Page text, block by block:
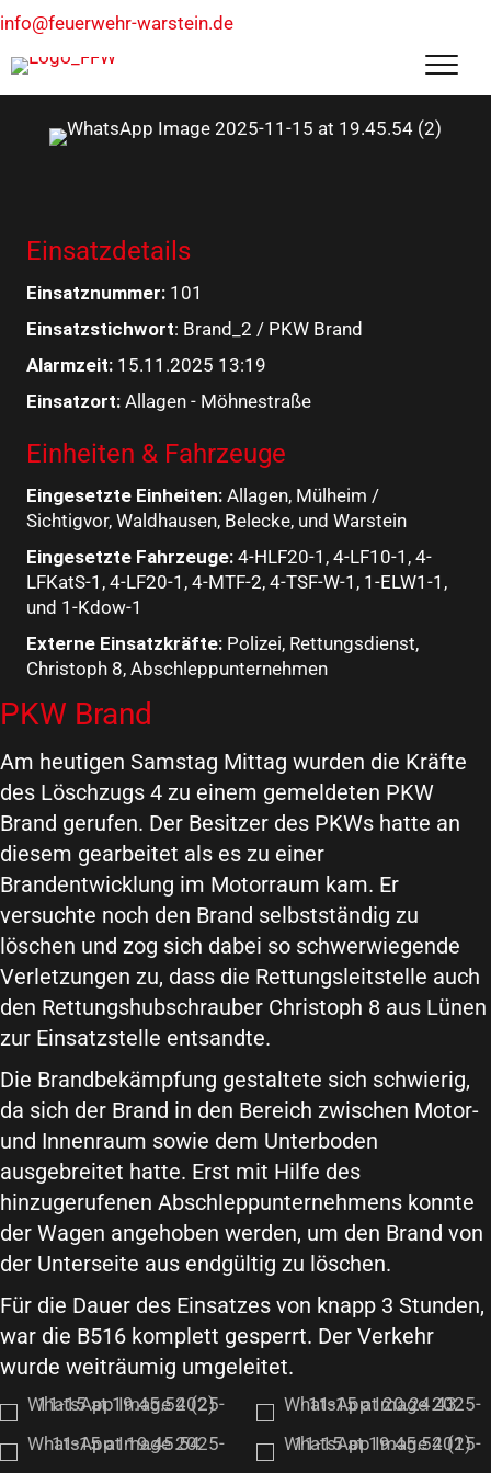
info@feuerwehr-warstein.de
Einsatzdetails
Einsatznummer: 101
Einsatzstichwort: Brand_2 / PKW Brand
Alarmzeit: 15.11.2025 13:19
Einsatzort: Allagen - Möhnestraße
Einheiten & Fahrzeuge
Eingesetzte Einheiten: Allagen, Mülheim /
Sichtigvor, Waldhausen, Belecke, und Warstein
Eingesetzte Fahrzeuge: 4-HLF20-1, 4-LF10-1, 4-
LFKatS-1, 4-LF20-1, 4-MTF-2, 4-TSF-W-1, 1-ELW1-1,
und 1-Kdow-1
Externe Einsatzkräfte: Polizei, Rettungsdienst,
Christoph 8, Abschleppunternehmen
PKW Brand
Am heutigen Samstag Mittag wurden die Kräfte
des Löschzugs 4 zu einem gemeldeten PKW
Brand gerufen. Der Besitzer des PKWs hatte an
diesem gearbeitet als es zu einer
Brandentwicklung im Motorraum kam. Er
versuchte noch den Brand selbstständig zu
löschen und zog sich dabei so schwerwiegende
Verletzungen zu, dass die Rettungsleitstelle auch
den Rettungshubschrauber Christoph 8 aus Lünen
zur Einsatzstelle entsandte.
Die Brandbekämpfung gestaltete sich schwierig,
da sich der Brand in den Bereich zwischen Motor-
und Innenraum sowie dem Unterboden
ausgebreitet hatte. Erst mit Hilfe des
hinzugerufenen Abschleppunternehmens konnte
der Wagen angehoben werden, um den Brand von
der Unterseite aus endgültig zu löschen.
Für die Dauer des Einsatzes von knapp 3 Stunden,
war die B516 komplett gesperrt. Der Verkehr
wurde weiträumig umgeleitet.